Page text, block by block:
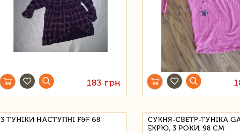
183 грн
3 ТУНІКИ НАСТУПНІ F&F 68
СУКНЯ-СВЕТР-ТУНІКА
ЕКРЮ, 3 РОКИ, 98 СМ